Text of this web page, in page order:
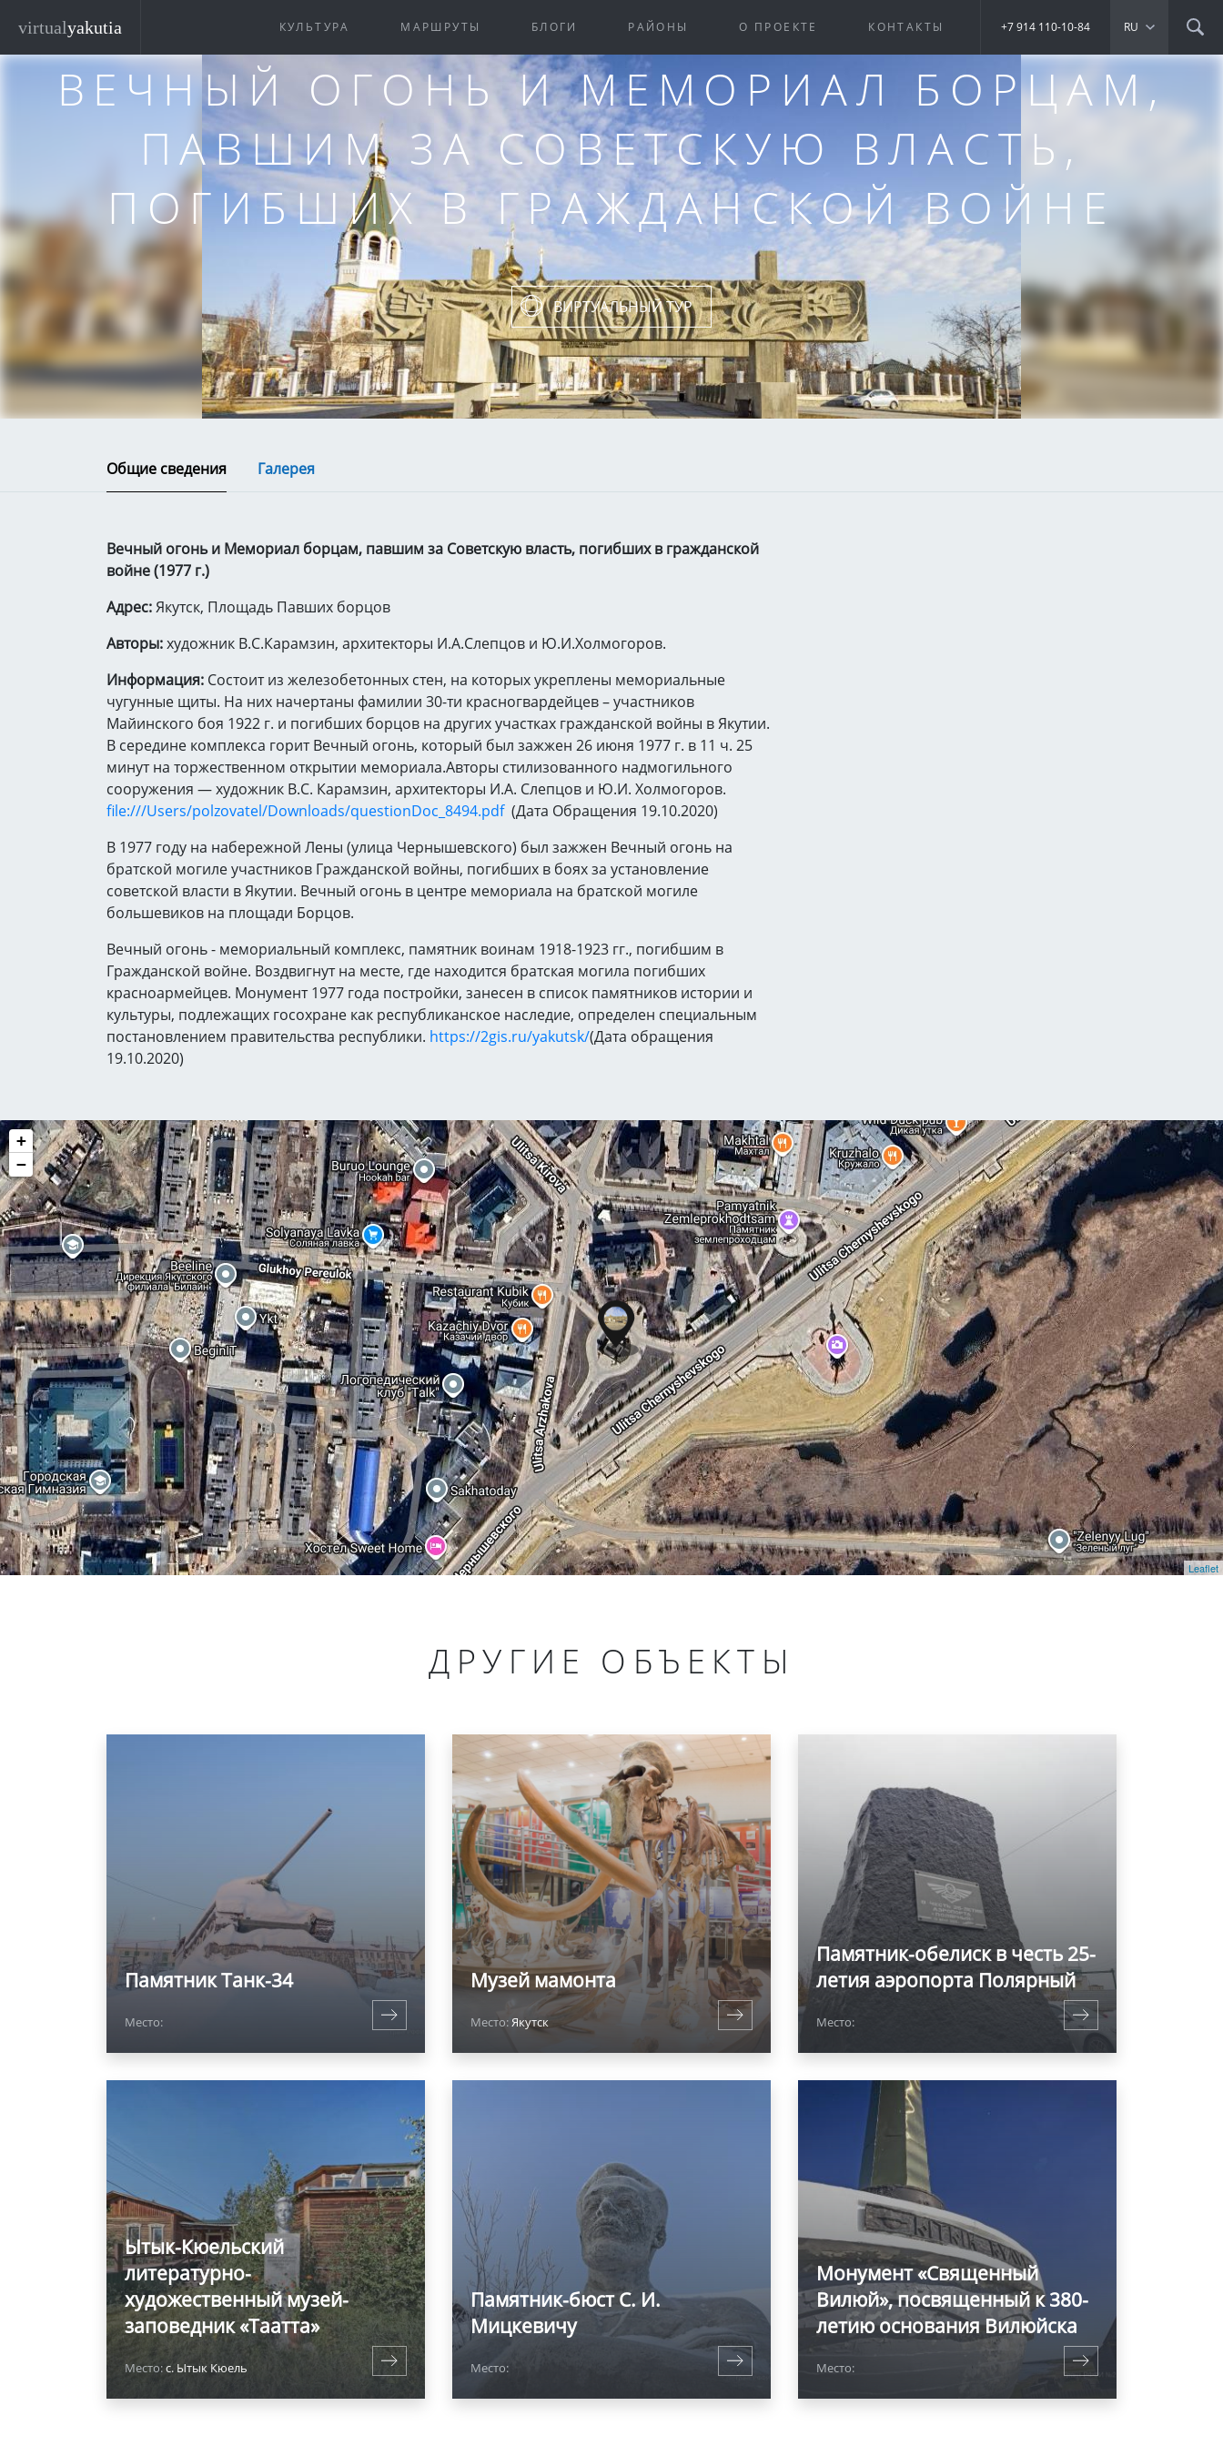
virtualyakutia КУЛЬТУРА МАРШРУТЫ БЛОГИ РАЙОНЫ О ПРОЕКТЕ КОНТАКТЫ RU
+7 914 110-10-84
ВЕЧНЫЙ ОГОНЬ И МЕМОРИАЛ БОРЦАМ,
ПАВШИМ ЗА СОВЕТСКУЮ ВЛАСТЬ,
ПОГИБШИХ В ГРАЖДАНСКОЙ ВОЙНЕ
ВИРТУАЛЬНЫЙ ТУР
Общие сведения Галерея
Вечный огонь и Мемориал борцам, павшим за Советскую власть, погибших в гражданской
войне (1977 г.)
Адрес:Якутск, Площадь Павших борцов
Авторы:художник В.С.Карамзин, архитекторы И.А.Слепцов и Ю.И.Холмогоров.
Информация: Состоит из железобетонных стен, на которых укреплены мемориальные
чугунные щиты. На них начертаны фамилии 30-ти красногвардейцев – участников
Майинского боя 1922 г. и погибших борцов на других участках гражданской войны в Якутии.
В середине комплекса горит Вечный огонь, который был зажжен 26 июня 1977 г. в 11 ч. 25
минут на торжественном открытии мемориала.Авторы стилизованного надмогильного
сооружения — художник В.С. Карамзин, архитекторы И.А. Слепцов и Ю.И. Холмогоров.
file:///Users/polzovatel/Downloads/questionDoc_8494.pdf(Дата Обращения 19.10.2020)
В 1977 году на набережной Лены (улица Чернышевского) был зажжен Вечный огонь на
братской могиле участников Гражданской войны, погибших в боях за установление
советской власти в Якутии. Вечный огонь в центре мемориала на братской могиле
большевиков на площади Борцов.
Вечный огонь - мемориальный комплекс, памятник воинам 1918-1923 гг., погибшим в
Гражданской войне. Воздвигнут на месте, где находится братская могила погибших
красноармейцев. Монумент 1977 года постройки, занесен в список памятников истории и
культуры, подлежащих госохране как республиканское наследие, определен специальным
постановлением правительства республики. https://2gis.ru/yakutsk/(Дата обращения
19.10.2020)
+
−
Leaflet
ДРУГИЕ ОБЪЕКТЫ
Памятник Танк-34
Место:
Музей мамонта
Место:Якутск
Памятник-обелиск в честь 25-
летия аэропорта Полярный
Место:
Ытык-Кюельский
литературно-
художественный музей-
заповедник «Таатта»
Место:с. Ытык Кюель
Памятник-бюст С. И.
Мицкевичу
Место:
Монумент «Священный
Вилюй», посвященный к 380-
летию основания Вилюйска
Место: